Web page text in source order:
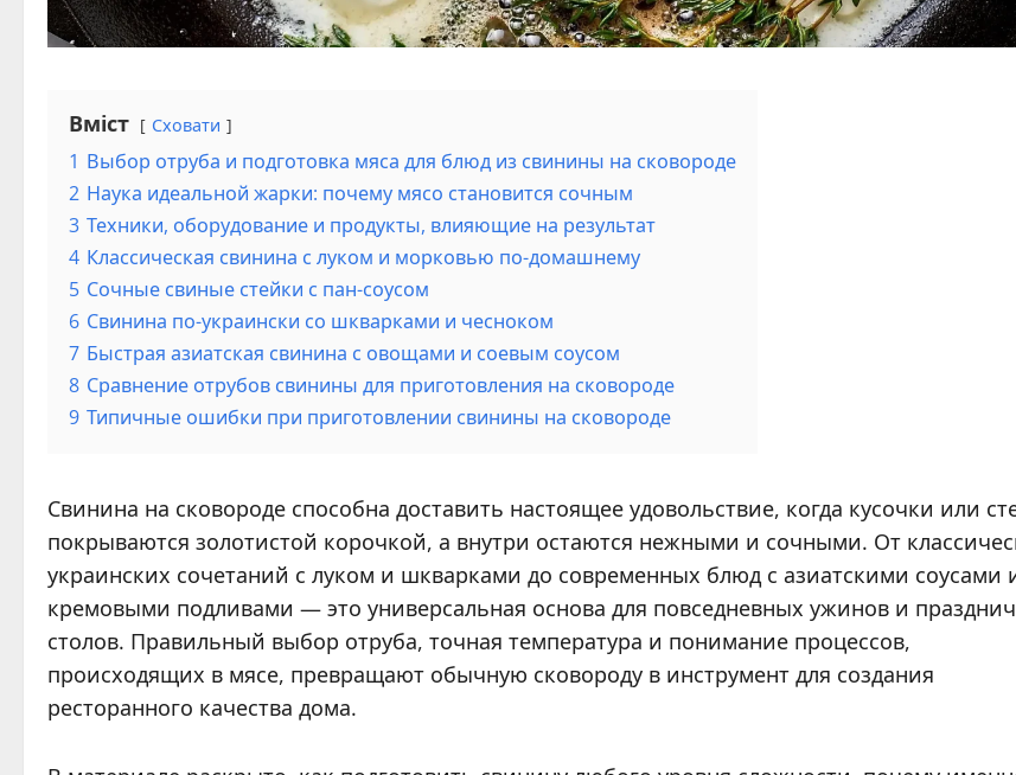
Вміст Сховати
1 Выбор отруба и подготовка мяса для блюд из свинины на сковороде
2 Наука идеальной жарки: почему мясо становится сочным
3 Техники, оборудование и продукты, влияющие на результат
4 Классическая свинина с луком и морковью по-домашнему
5 Сочные свиные стейки с пан-соусом
6 Свинина по-украински со шкварками и чесноком
7 Быстрая азиатская свинина с овощами и соевым соусом
8 Сравнение отрубов свинины для приготовления на сковороде
9 Типичные ошибки при приготовлении свинины на сковороде
Свинина на сковороде способна доставить настоящее удовольствие, когда кусочки или
покрываются золотистой корочкой, а внутри остаются нежными и сочными. От
украинских сочетаний с луком и шкварками до современных блюд с азиатскими соусами
кремовыми подливами — это универсальная основа для повседневных ужинов и
столов. Правильный выбор отруба, точная температура и понимание процессов,
происходящих в мясе, превращают обычную сковороду в инструмент для создания
ресторанного качества дома.